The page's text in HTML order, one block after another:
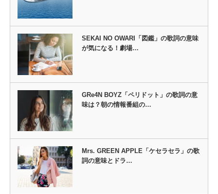
SEKAI NO OWARI「図鑑」の歌詞の意味
が気になる！劇場…
GRe4N BOYZ「ペリドット」の歌詞の意
味は？朝の情報番組の…
Mrs. GREEN APPLE「ケセラセラ」の歌
詞の意味とドラ…